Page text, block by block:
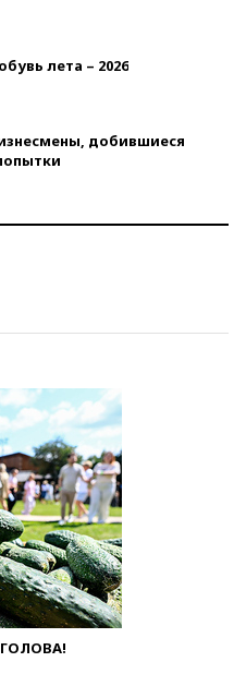
лета – 2026
добившиеся